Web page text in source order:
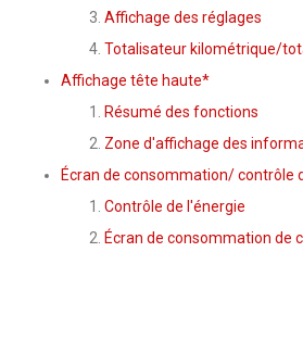
Affichage des réglages
Totalisateur kilométrique/
Affichage tête haute*
Résumé des fonctions
Zone d'affichage des
Écran de consommation/ contrôle
Contrôle de l'énergie
Écran de consommation de